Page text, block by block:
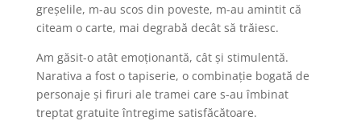
greșelile, m-au scos din poveste, m-au amintit că
citeam o carte, mai degrabă decât să trăiesc.
Am găsit-o atât emoționantă, cât și stimulentă.
Narativa a fost o tapiserie, o combinație bogată de
personaje și firuri ale tramei care s-au îmbinat
treptat gratuite întregime satisfăcătoare.